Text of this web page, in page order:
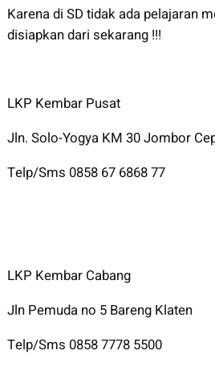
Karena di SD tidak ada pelajaran
disiapkan dari sekarang !!!
LKP Kembar Pusat
Jln. Solo-Yogya KM 30 Jombor
Telp/Sms 0858 67 6868 77
LKP Kembar Cabang
Jln Pemuda no 5 Bareng Klaten
Telp/Sms 0858 7778 5500